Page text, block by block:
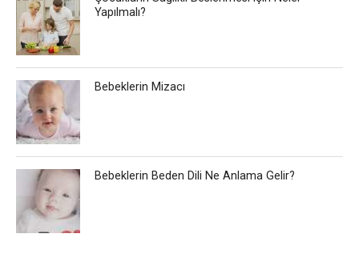
Yapılmalı?
Bebeklerin Mizacı
Bebeklerin Beden Dili Ne Anlama Gelir?